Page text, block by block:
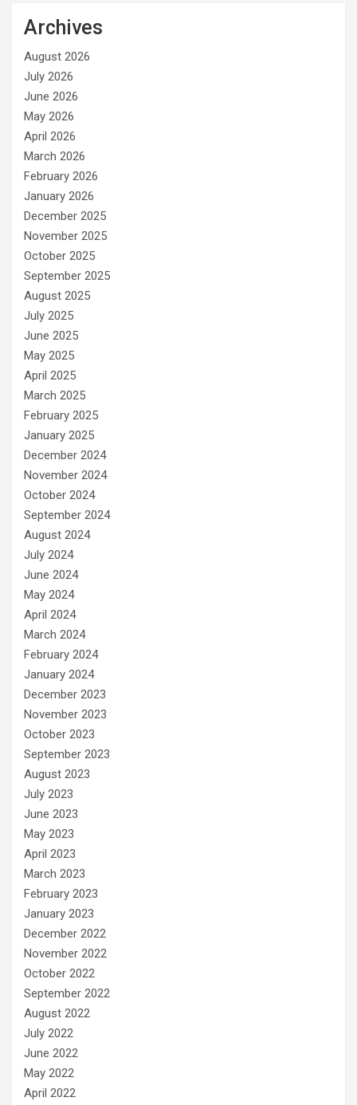
Archives
August 2026
July 2026
June 2026
May 2026
April 2026
March 2026
February 2026
January 2026
December 2025
November 2025
October 2025
September 2025
August 2025
July 2025
June 2025
May 2025
April 2025
March 2025
February 2025
January 2025
December 2024
November 2024
October 2024
September 2024
August 2024
July 2024
June 2024
May 2024
April 2024
March 2024
February 2024
January 2024
December 2023
November 2023
October 2023
September 2023
August 2023
July 2023
June 2023
May 2023
April 2023
March 2023
February 2023
January 2023
December 2022
November 2022
October 2022
September 2022
August 2022
July 2022
June 2022
May 2022
April 2022